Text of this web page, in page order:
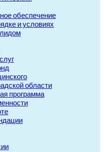
обеспечение
и условиях
области
программа